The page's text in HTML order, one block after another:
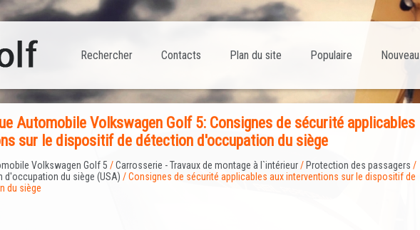
Nouveau
Populaire
Plan du site
Contacts
Rechercher
Automobile Volkswagen Golf 5: Consignes de sécurité applicables
sur le dispositif de détection d'occupation du siège
Volkswagen Golf 5 /Carrosserie - Travaux de montage à l`intérieur/ Protection des passagers /
d'occupation du siège (USA) / Consignes de sécurité applicables aux interventions sur le dispositif de
du siège